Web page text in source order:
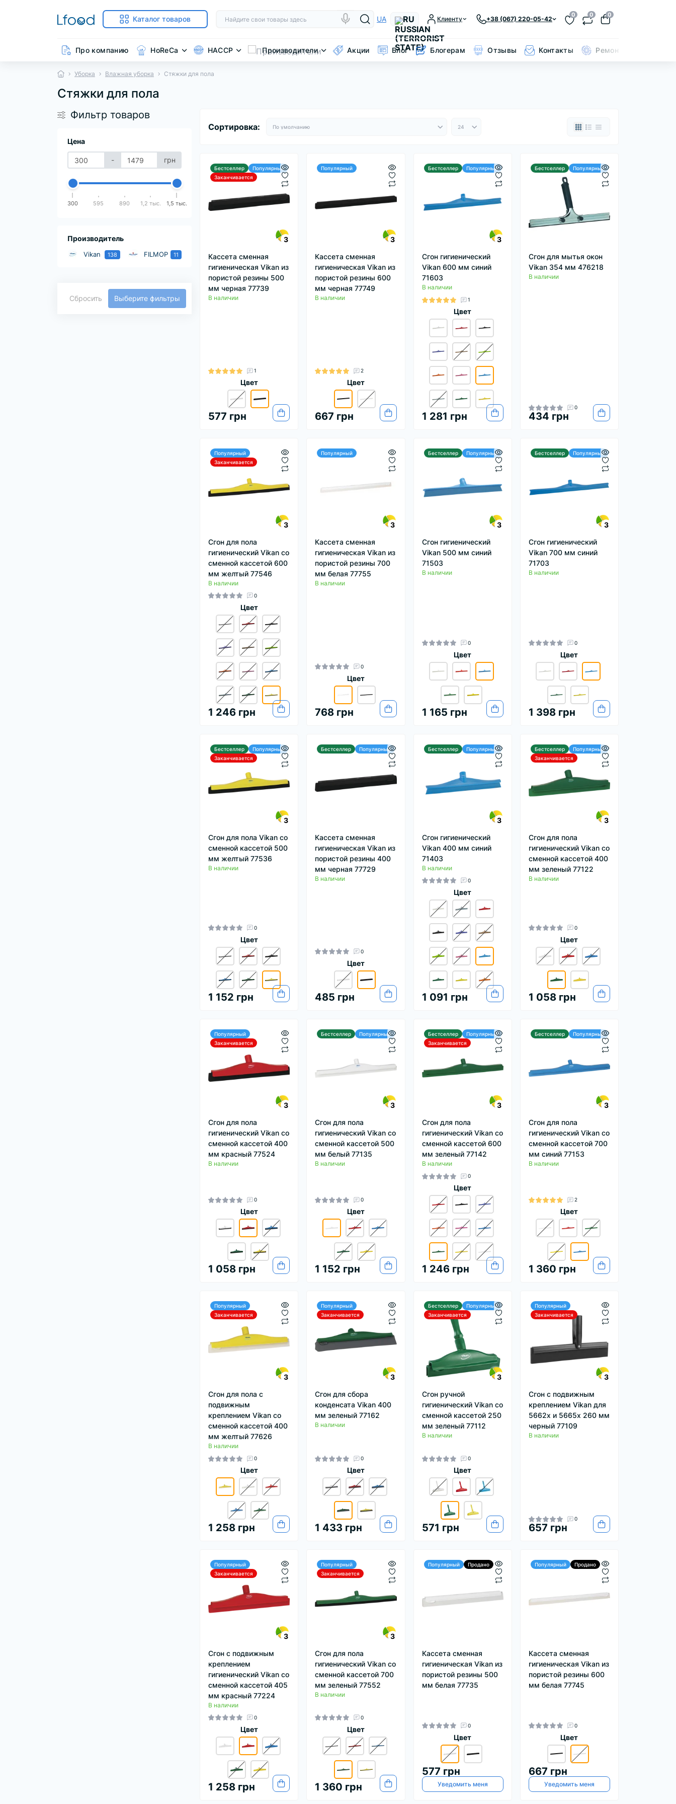
Каталог товаров UA RU Клиенту +38 (067) 220-05-42
0 0 0
Про компанию HoReCa HACCP Производители Акции Блог Блогерам Отзывы Контакты Ремонт кольчуги
Уборка Влажная уборка Стяжки для пола
Стяжки для пола
Фильтр товаров
Цена
- грн
300 595 890 1,2 тыс. 1,5 тыс.
Производитель
Vikan 138 FILMOP 11
Сбросить Выберите фильтры
Сортировка:
Бестселлер
Популярный
Заканчивается
3
Кассета сменная
гигиеническая Vikan из
пористой резины 500
мм черная 77739
В наличии
1
Цвет
577 грн
Популярный
3
Кассета сменная
гигиеническая Vikan из
пористой резины 600
мм черная 77749
В наличии
2
Цвет
667 грн
Бестселлер Популярный
3
Сгон гигиенический
Vikan 600 мм синий
71603
В наличии
1
Цвет
1 281 грн
Бестселлер Популярный
Сгон для мытья окон
Vikan 354 мм 476218
В наличии
0
434 грн
Популярный
Заканчивается
3
Сгон для пола
гигиенический Vikan со
сменной кассетой 600
мм желтый 77546
В наличии
0
Цвет
1 246 грн
Популярный
3
Кассета сменная
гигиеническая Vikan из
пористой резины 700
мм белая 77755
В наличии
0
Цвет
768 грн
Бестселлер Популярный
3
Сгон гигиенический
Vikan 500 мм синий
71503
В наличии
0
Цвет
1 165 грн
Бестселлер Популярный
3
Сгон гигиенический
Vikan 700 мм синий
71703
В наличии
0
Цвет
1 398 грн
Бестселлер
Популярный
Заканчивается
3
Сгон для пола Vikan со
сменной кассетой 500
мм желтый 77536
В наличии
0
Цвет
1 152 грн
Бестселлер Популярный
Кассета сменная
гигиеническая Vikan из
пористой резины 400
мм черная 77729
В наличии
0
Цвет
485 грн
Бестселлер Популярный
3
Сгон гигиенический
Vikan 400 мм синий
71403
В наличии
0
Цвет
1 091 грн
Бестселлер
Популярный
Заканчивается
3
Сгон для пола
гигиенический Vikan со
сменной кассетой 400
мм зеленый 77122
В наличии
0
Цвет
1 058 грн
Популярный
Заканчивается
3
Сгон для пола
гигиенический Vikan со
сменной кассетой 400
мм красный 77524
В наличии
0
Цвет
1 058 грн
Бестселлер Популярный
3
Сгон для пола
гигиенический Vikan со
сменной кассетой 500
мм белый 77135
В наличии
0
Цвет
1 152 грн
Бестселлер
Популярный
Заканчивается
3
Сгон для пола
гигиенический Vikan со
сменной кассетой 600
мм зеленый 77142
В наличии
0
Цвет
1 246 грн
Бестселлер Популярный
3
Сгон для пола
гигиенический Vikan со
сменной кассетой 700
мм синий 77153
В наличии
2
Цвет
1 360 грн
Популярный
Заканчивается
3
Сгон для пола с
подвижным
креплением Vikan со
сменной кассетой 400
мм желтый 77626
В наличии
0
Цвет
1 258 грн
Популярный
Заканчивается
3
Сгон для сбора
конденсата Vikan 400
мм зеленый 77162
В наличии
0
Цвет
1 433 грн
Бестселлер
Популярный
Заканчивается
3
Сгон ручной
гигиенический Vikan со
сменной кассетой 250
мм зеленый 77112
В наличии
0
Цвет
571 грн
Популярный
Заканчивается
3
Сгон с подвижным
креплением Vikan для
5662x и 5665x 260 мм
черный 77109
В наличии
0
657 грн
Популярный
Заканчивается
3
Сгон с подвижным
креплением
гигиенический Vikan со
сменной кассетой 405
мм красный 77224
В наличии
0
Цвет
1 258 грн
Популярный
Заканчивается
3
Сгон для пола
гигиенический Vikan со
сменной кассетой 700
мм зеленый 77552
В наличии
0
Цвет
1 360 грн
Популярный Продано
Кассета сменная
гигиеническая Vikan из
пористой резины 500
мм белая 77735
0
Цвет
577 грн
Уведомить меня
Популярный Продано
Кассета сменная
гигиеническая Vikan из
пористой резины 600
мм белая 77745
0
Цвет
667 грн
Уведомить меня